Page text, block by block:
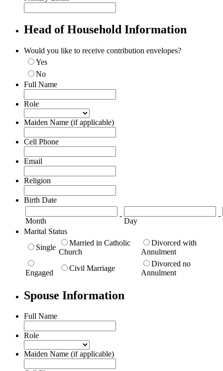
Head of Household Information
Would you like to receive contribution envelopes?
Yes
No
Full Name
Role
Maiden Name (if applicable)
Cell Phone
Email
Religion
Birth Date
Month
-
Day
-
Marital Status
Single
Married in Catholic
Church
Divorced with
Annulment
Engaged
Civil Marriage
Divorced no
Annulment
Spouse Information
Full Name
Role
Maiden Name (if applicable)